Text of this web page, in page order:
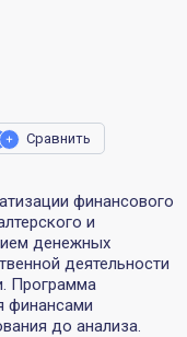
Сравнить
финансового
и
денежных
деятельности
Программа
финансами
до анализа.